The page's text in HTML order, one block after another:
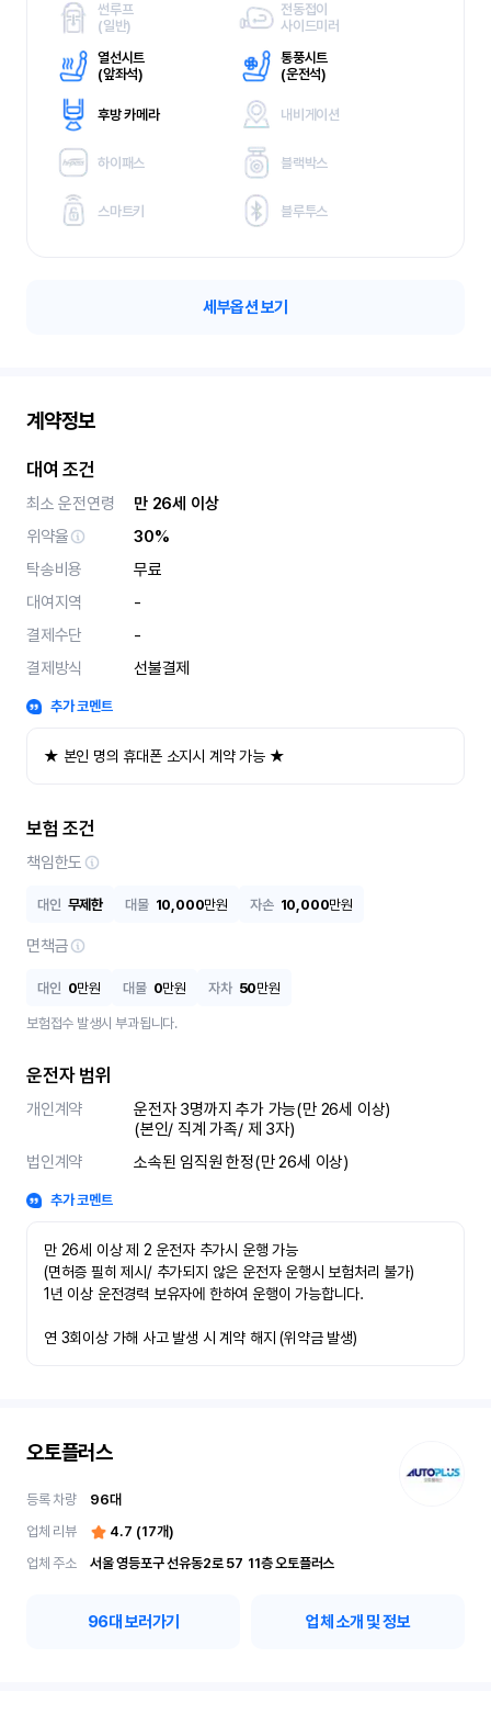
썬루프
(일반)
전동접이
사이드미러
열선시트
(앞좌석)
통풍시트
(운전석)
후방 카메라 내비게이션
하이패스 블랙박스
스마트키 블루투스
세부옵션 보기
계약정보
대여 조건
최소 운전연령
만 26세 이상
위약율
30%
탁송비용
무료
대여지역
-
결제수단
-
결제방식
선불결제
추가 코멘트
★ 본인 명의 휴대폰 소지시 계약 가능 ★
보험 조건
책임한도
대인 무제한 대물 10,000만원 자손 10,000만원
면책금
대인 0만원 대물 0만원 자차 50만원
보험접수 발생시 부과됩니다.
운전자 범위
개인계약
운전자 3명까지 추가 가능(만 26세 이상)
(본인/ 직계 가족/ 제 3자)
법인계약
소속된 임직원 한정(만 26세 이상)
추가 코멘트
만 26세 이상 제 2 운전자 추가시 운행 가능
(면허증 필히 제시/ 추가되지 않은 운전자 운행시 보험처리 불가)
1년 이상 운전경력 보유자에 한하여 운행이 가능합니다.
연 3회이상 가해 사고 발생 시 계약 해지 (위약금 발생)
오토플러스
등록 차량 96대
업체 리뷰
4.7 (17개)
업체 주소
서울 영등포구 선유동2로 57	11층 오토플러스
96대 보러가기 업체 소개 및 정보